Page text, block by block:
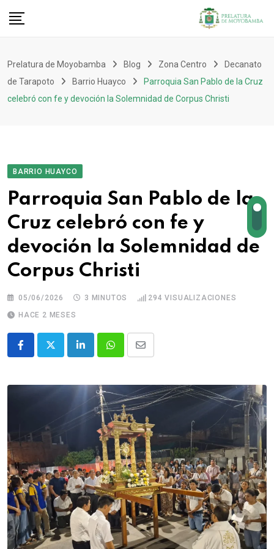
Prelatura de Moyobamba Blog Zona Centro
Decanato
de Tarapoto
Barrio Huayco
Parroquia San Pablo de la Cruz
celebró con fe y devoción la Solemnidad de Corpus Christi
BARRIO HUAYCO
Parroquia San Pablo de la
Cruz celebró con fe y
devoción la Solemnidad de
Corpus Christi
05/06/2026 3 MINUTOS 294 VISUALIZACIONES
HACE 2 MESES